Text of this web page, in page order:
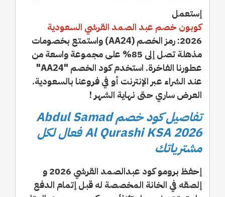
إستعمل
كوبون خصم عبد الصمد القرشي السعودية
2026: رمز الخصم (AA24) واستمتع بخصومات
مذهلة تصل إلى 85% على مجموعة واسعة من
عطورنا الفاخرة. استخدم كود الخصم "AA24"
عند الشراء عبر الإنترنت أو في فروعنا بالسعودية.
العرض ساري حتى نهاية الشهر !
تفاصيل كود خصم Abdul Samad
Al Qurashi KSA 2026 فعال لكل
مشترياتك
إحفظ برومو كود عبدالصمد القرشي 2026 و
إلصقه في الخانة المخصصة له قبل إتمام الدفع